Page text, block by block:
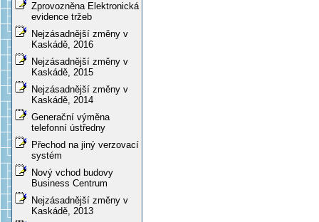
Zprovozněna Elektronická
evidence tržeb
Nejzásadnější změny v
Kaskádě, 2016
Nejzásadnější změny v
Kaskádě, 2015
Nejzásadnější změny v
Kaskádě, 2014
Generační výměna
telefonní ústředny
Přechod na jiný verzovací
systém
Nový vchod budovy
Business Centrum
Nejzásadnější změny v
Kaskádě, 2013